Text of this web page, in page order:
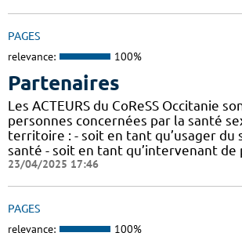
PAGES
relevance: 100%
Partenaires
Les ACTEURS du CoReSS Occitanie
personnes concernées par la santé
territoire : - soit en tant qu’usager du
santé - soit en tant qu’intervenant de
23/04/2025 17:46
PAGES
relevance: 100%